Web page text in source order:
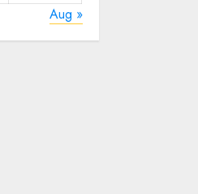
Aug »